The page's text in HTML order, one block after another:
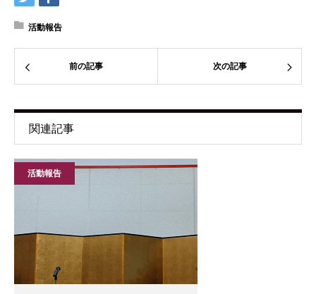
活動報告
前の記事 次の記事
関連記事
活動報告